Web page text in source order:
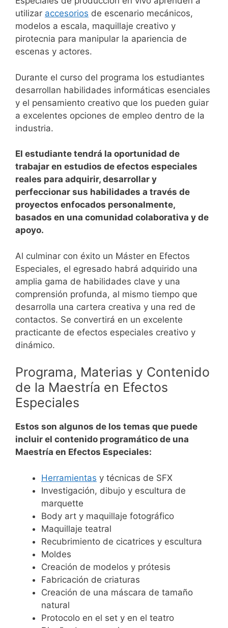
utilizar accesorios de escenario mecánicos,
modelos a escala, maquillaje creativo y
pirotecnia para manipular la apariencia de
escenas y actores.
Durante el curso del programa los estudiantes
desarrollan habilidades informáticas esenciales
y el pensamiento creativo que los pueden guiar
a excelentes opciones de empleo dentro de la
industria.
El estudiante tendrá la oportunidad de
trabajar en estudios de efectos especiales
reales para adquirir, desarrollar y
perfeccionar sus habilidades a través de
proyectos enfocados personalmente,
basados en una comunidad colaborativa y de
apoyo.
Al culminar con éxito un Máster en Efectos
Especiales, el egresado habrá adquirido una
amplia gama de habilidades clave y una
comprensión profunda, al mismo tiempo que
desarrolla una cartera creativa y una red de
contactos. Se convertirá en un excelente
practicante de efectos especiales creativo y
dinámico.
Programa, Materias y Contenido
de la Maestría en Efectos
Especiales
Estos son algunos de los temas que puede
incluir el contenido programático de una
Maestría en Efectos Especiales:
Herramientas y técnicas de SFX
Investigación, dibujo y escultura de
marquette
Body art y maquillaje fotográfico
Maquillaje teatral
Recubrimiento de cicatrices y escultura
Moldes
Creación de modelos y prótesis
Fabricación de criaturas
Creación de una máscara de tamaño
natural
Protocolo en el set y en el teatro